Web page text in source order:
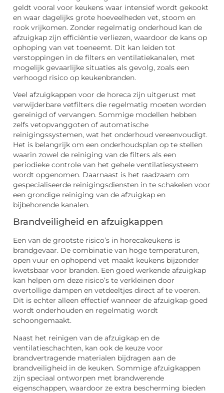
geldt vooral voor keukens waar intensief wordt gekookt
en waar dagelijks grote hoeveelheden vet, stoom en
rook vrijkomen. Zonder regelmatig onderhoud kan de
afzuigkap zijn efficiëntie verliezen, waardoor de kans op
ophoping van vet toeneemt. Dit kan leiden tot
verstoppingen in de filters en ventilatiekanalen, met
mogelijk gevaarlijke situaties als gevolg, zoals een
verhoogd risico op keukenbranden.
Veel afzuigkappen voor de horeca zijn uitgerust met
verwijderbare vetfilters die regelmatig moeten worden
gereinigd of vervangen. Sommige modellen hebben
zelfs vetopvanggoten of automatische
reinigingssystemen, wat het onderhoud vereenvoudigt.
Het is belangrijk om een onderhoudsplan op te stellen
waarin zowel de reiniging van de filters als een
periodieke controle van het gehele ventilatiesysteem
wordt opgenomen. Daarnaast is het raadzaam om
gespecialiseerde reinigingsdiensten in te schakelen voor
een grondige reiniging van de afzuigkap en
bijbehorende kanalen.
Brandveiligheid en afzuigkappen
Een van de grootste risico’s in horecakeukens is
brandgevaar. De combinatie van hoge temperaturen,
open vuur en ophopend vet maakt keukens bijzonder
kwetsbaar voor branden. Een goed werkende afzuigkap
kan helpen om deze risico’s te verkleinen door
overtollige dampen en vetdeeltjes direct af te voeren.
Dit is echter alleen effectief wanneer de afzuigkap goed
wordt onderhouden en regelmatig wordt
schoongemaakt.
Naast het reinigen van de afzuigkap en de
ventilatieschachten, kan ook de keuze voor
brandvertragende materialen bijdragen aan de
brandveiligheid in de keuken. Sommige afzuigkappen
zijn speciaal ontworpen met brandwerende
eigenschappen, waardoor ze extra bescherming bieden